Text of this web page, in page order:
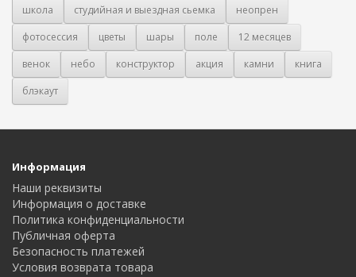
школа
студийная и выездная сьемка
неопрен
фотосессия
цветы шары поле
12 месяцев
венок
небо конструктор акция камни
книга
блэкаут
Информация
Наши реквизиты
Информация о доставке
Политика конфиденциальности
Публичная оферта
Безопасность платежей
Условия возврата товара